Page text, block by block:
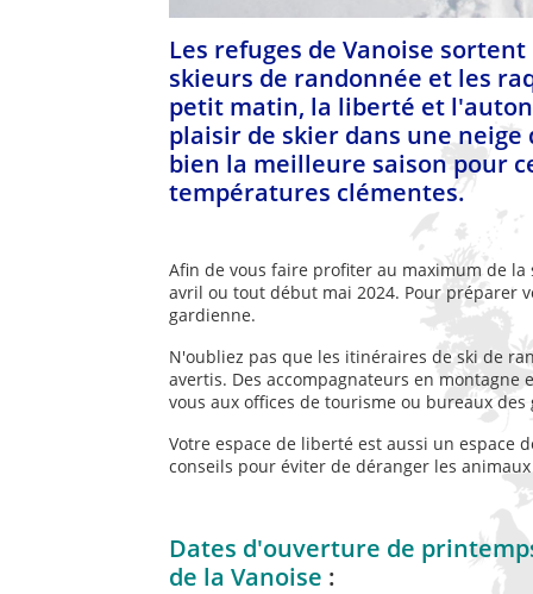
Les refuges de Vanoise
skieurs de randonnée et les
petit matin, la liberté et
plaisir de skier dans une
bien la meilleure saison pour
températures clémentes.
Afin de vous faire profiter au maximum de
avril ou tout début mai 2024. Pour préparer
gardienne.
N'oubliez pas que les itinéraires de ski de
avertis. Des accompagnateurs en
vous aux offices de tourisme ou bureaux des
Votre espace de liberté est aussi un espace
conseils pour éviter de déranger les
Dates d'ouverture de
de la Vanoise :